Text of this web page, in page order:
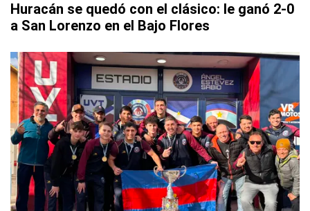
Huracán se quedó con el clásico: le ganó 2-0
a San Lorenzo en el Bajo Flores